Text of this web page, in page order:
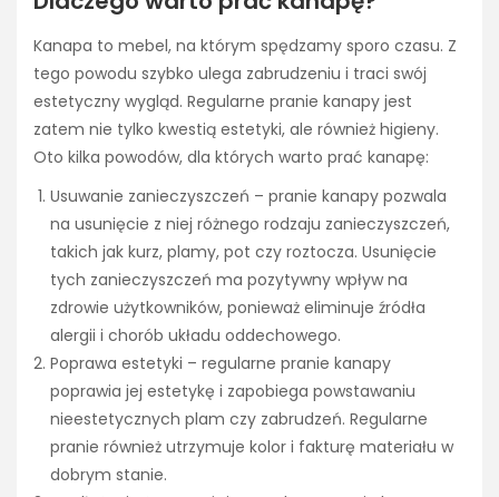
Kanapa to mebel, na którym spędzamy sporo czasu. Z
tego powodu szybko ulega zabrudzeniu i traci swój
estetyczny wygląd. Regularne pranie kanapy jest
zatem nie tylko kwestią estetyki, ale również higieny.
Oto kilka powodów, dla których warto prać kanapę:
Usuwanie zanieczyszczeń – pranie kanapy pozwala
na usunięcie z niej różnego rodzaju zanieczyszczeń,
takich jak kurz, plamy, pot czy roztocza. Usunięcie
tych zanieczyszczeń ma pozytywny wpływ na
zdrowie użytkowników, ponieważ eliminuje źródła
alergii i chorób układu oddechowego.
Poprawa estetyki – regularne pranie kanapy
poprawia jej estetykę i zapobiega powstawaniu
nieestetycznych plam czy zabrudzeń. Regularne
pranie również utrzymuje kolor i fakturę materiału w
dobrym stanie.